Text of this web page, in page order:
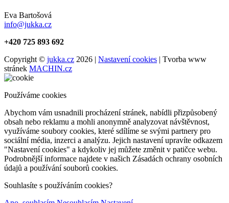
Eva Bartošová
info@jukka.cz
+420 725 893 692
Copyright © jukka.cz 2026 | Nastavení cookies | Tvorba www
stránek MACHIN.cz
Používáme cookies
Abychom vám usnadnili procházení stránek, nabídli přizpůsobený
obsah nebo reklamu a mohli anonymně analyzovat návštěvnost,
využíváme soubory cookies, které sdílíme se svými partnery pro
sociální média, inzerci a analýzu. Jejich nastavení upravíte odkazem
"Nastavení cookies" a kdykoliv jej můžete změnit v patičce webu.
Podrobnější informace najdete v našich Zásadách ochrany osobních
údajů a používání souborů cookies.
Souhlasíte s používáním cookies?